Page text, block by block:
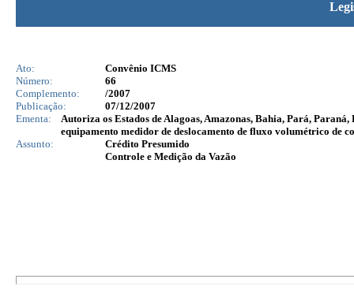
Ato:
Convênio ICMS
Número:
66
Complemento:
/2007
Publicação:
07/12/2007
Ementa:
Autoriza os Estados de Alagoas, Amazonas, Bahia, Pará,
equipamento medidor de deslocamento de fluxo volumétrico de
Assunto:
Crédito Presumido
Controle e Medição da Vazão